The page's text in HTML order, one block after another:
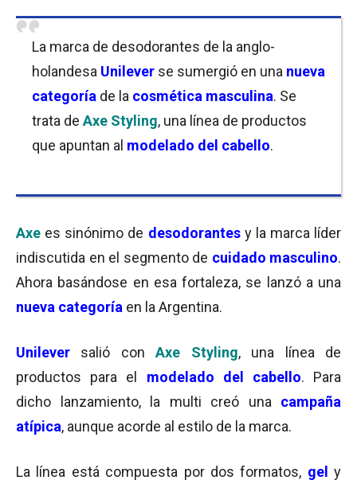
La marca de desodorantes de la anglo-
holandesa Unilever se sumergió en una nueva
categoría de la cosmética masculina. Se
trata de Axe Styling, una línea de productos
que apuntan al modelado del cabello.
Axe es sinónimo de desodorantes y la marca líder
indiscutida en el segmento de cuidado masculino.
Ahora basándose en esa fortaleza, se lanzó a una
nueva categoría en la Argentina.
Unilever salió conAxe Styling, una línea de
productos para el modelado del cabello. Para
dicho lanzamiento, la multi creó una campaña
atípica, aunque acorde al estilo de la marca.
La línea está compuesta por dos formatos, gel y